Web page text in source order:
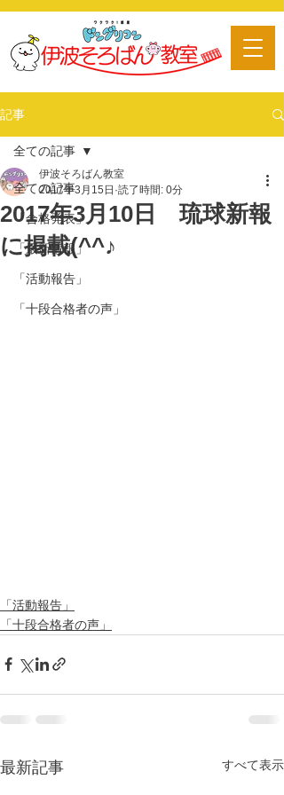
記事
全ての記事
「合格発表」
「最新情報」
「活動報告」
「十段合格者の声」
全ての記事
2017年3月10日 琉球新報
に掲載(^^♪
伊波そろばん教室
2017年3月15日 読了時間: 0分
「活動報告」
「十段合格者の声」
最新記事 すべて表示